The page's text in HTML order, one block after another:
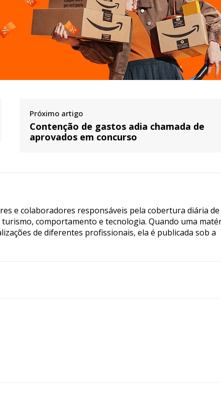
Próximo artigo
Contenção de gastos adia chamada de
aprovados em concurso
e colaboradores responsáveis pela cobertura diária de
comportamento e tecnologia. Quando uma
de diferentes profissionais, ela é publicada sob a